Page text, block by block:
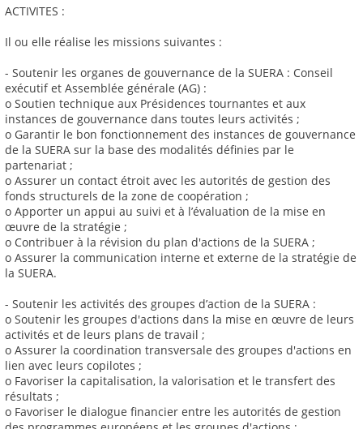
ACTIVITES :
Il ou elle réalise les missions suivantes :
- Soutenir les organes de gouvernance de la SUERA : Conseil
exécutif et Assemblée générale (AG) :
o Soutien technique aux Présidences tournantes et aux
instances de gouvernance dans toutes leurs activités ;
o Garantir le bon fonctionnement des instances de gouvernance
de la SUERA sur la base des modalités définies par le
partenariat ;
o Assurer un contact étroit avec les autorités de gestion des
fonds structurels de la zone de coopération ;
o Apporter un appui au suivi et à l’évaluation de la mise en
œuvre de la stratégie ;
o Contribuer à la révision du plan d'actions de la SUERA ;
o Assurer la communication interne et externe de la stratégie de
la SUERA.
- Soutenir les activités des groupes d’action de la SUERA :
o Soutenir les groupes d'actions dans la mise en œuvre de leurs
activités et de leurs plans de travail ;
o Assurer la coordination transversale des groupes d'actions en
lien avec leurs copilotes ;
o Favoriser la capitalisation, la valorisation et le transfert des
résultats ;
o Favoriser le dialogue financier entre les autorités de gestion